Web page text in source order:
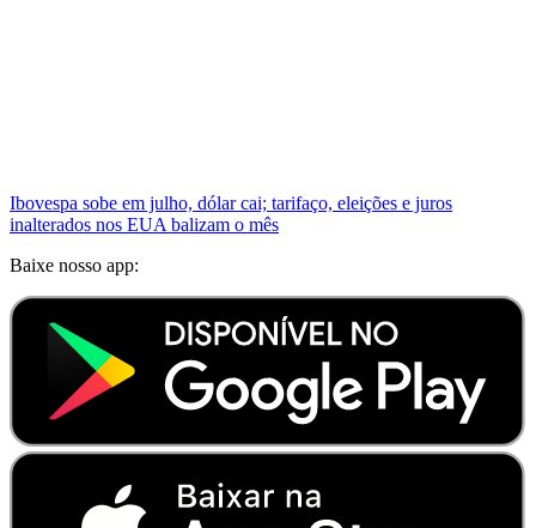
Ibovespa sobe em julho, dólar cai; tarifaço, eleições e juros
inalterados nos EUA balizam o mês
Baixe nosso app: